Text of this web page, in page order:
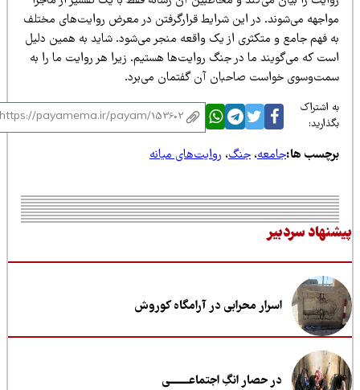
می‌شوند. در این شرایط قرارگرفتن در معرض روایت‌های مختلف
فهم جامع و متکثری از یک واقعه منجر می‌شود. شاید به همین دلیل
که می‌گویند ما در جنگ روایت‌ها هستیم. زیرا هر روایت ما را به
خواست صاحبان آن گفتمان می‌برد.
اشتراک
ها:جامعه،جنگ ،روایت‌های میانه
سردبیر
اسرار محرابی در آرامگاه کوروش
در حصار انگِ اجتماعــــــــی